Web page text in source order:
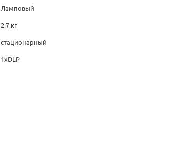
Ламповый
2.7 кг
стационарный
1xDLP